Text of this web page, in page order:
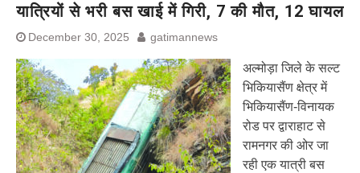
यात्रियों से भरी बस खाई में गिरी, 7 की मौत, 12 घायल
December 30, 2025 gatimannews
अल्मोड़ा जिले के सल्ट
भिकियासैंण क्षेत्र में
भिकियासैंण-विनायक
रोड पर द्वाराहाट से
रामनगर की ओर जा
रही एक यात्री बस